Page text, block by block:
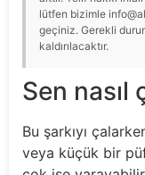
lütfen bizimle
geçiniz. Gerekli
kaldırılacaktır.
Sen nasıl
Bu şarkıyı
veya küçük bir